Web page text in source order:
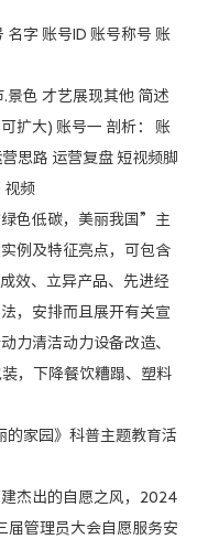
字 账号ID 账号称号 账
色 才艺展现其他 简述
扩大) 账号一 剖析： 账
思路 运营复盘 短视频脚
视频
低碳，美丽我国”主
例及特征亮点，可包含
效、立异产品、先进经
，安排而且展开有关宣
力清洁动力设备改造、
，下降餐饮糟蹋、塑料
家园》科普主题教育活
杰出的自愿之风，2024
管理员大会自愿服务安